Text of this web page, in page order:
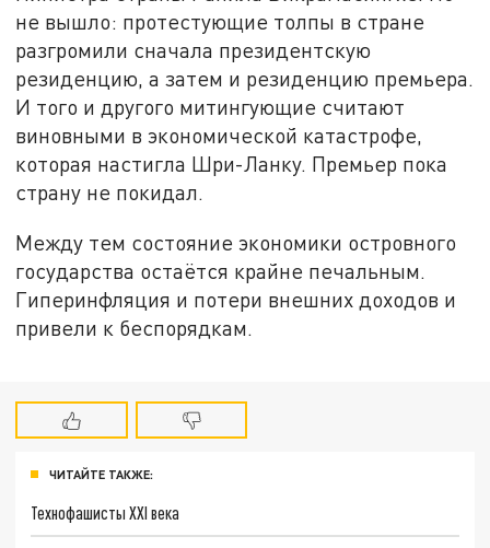
не вышло: протестующие толпы в стране
разгромили сначала президентскую
резиденцию, а затем и резиденцию премьера.
И того и другого митингующие считают
виновными в экономической катастрофе,
которая настигла Шри-Ланку. Премьер пока
страну не покидал.
Между тем состояние экономики островного
государства остаётся крайне печальным.
Гиперинфляция и потери внешних доходов и
привели к беспорядкам.
ЧИТАЙТЕ ТАКЖЕ:
Технофашисты XXI века